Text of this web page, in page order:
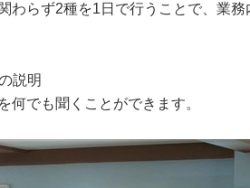
わらず2種を1日で行うことで、業
説明
何でも聞くことができます。